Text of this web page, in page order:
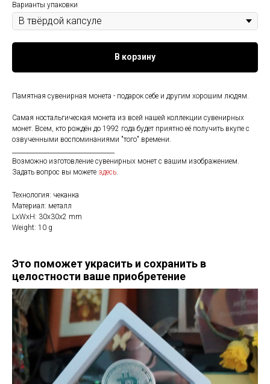
Варианты упаковки
В корзину
Памятная сувенирная монета - подарок себе и другим хорошим людям.
Самая ностальгическая монета из всей нашей коллекции сувенирных
монет. Всем, кто рождён до 1992 года будет приятно её получить вкупе с
озвученными воспоминаниями "того" времени.
Возможно изготовление сувенирных монет с вашим изображением.
Задать вопрос вы можете здесь
Технология: чеканка
Материал: металл
LxWxH: 30x30x2 mm
Weight: 10 g
Это поможет украсить и сохранить в
целостности ваше приобретение